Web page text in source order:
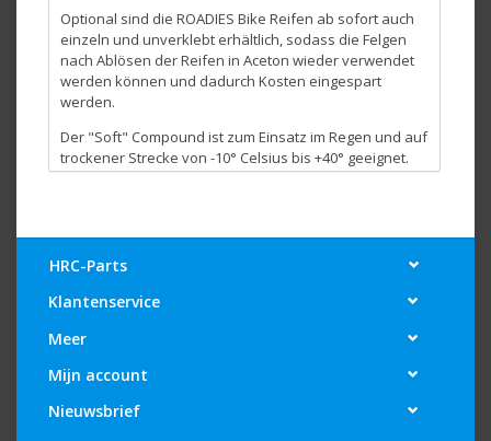
Optional sind die ROADIES Bike Reifen ab sofort auch
einzeln und unverklebt erhältlich, sodass die Felgen
nach Ablösen der Reifen in Aceton wieder verwendet
werden können und dadurch Kosten eingespart
werden.
Der "Soft" Compound ist zum Einsatz im Regen und auf
trockener Strecke von -10° Celsius bis +40° geeignet.
Sein optimaler Einsatzbereich liegt zwischen +5° und
Der "Pro" Compound"ist zum Einsatz auf trockener
Einsatzbereich von 20° bis 45° Celsius. Insbesondre
staubige und schmutzige Bedingungen liegen ihm
Reifen macht.
Die neue ROADIES Felge ist vorne und hinten jeweils
leicht macht. Sie ist in den Farben Weiß und Neon Gelb
HRC-Parts
Klantenservice
Meer
Mijn account
Nieuwsbrief